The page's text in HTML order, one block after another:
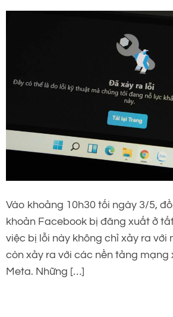
Vào khoảng 10h30 tối ngày 3/5,
khoản Facebook bị đăng xuất ở
việc bị lỗi này không chỉ xảy ra với
còn xảy ra với các nền tảng mạng
Meta. Những […]